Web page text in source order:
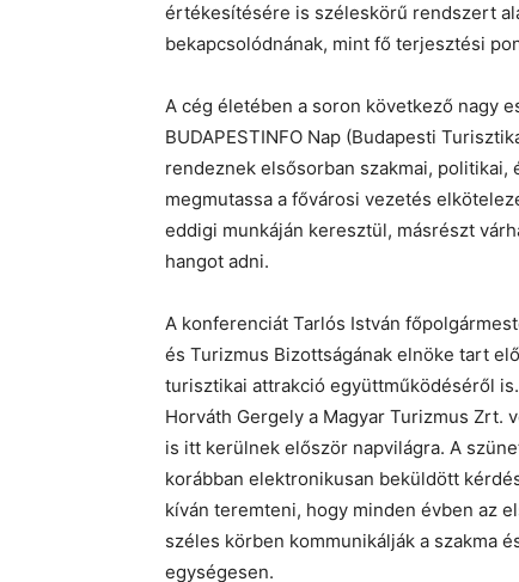
értékesítésére is széleskörű rendszert
bekapcsolódnának, mint fő terjesztési
A cég életében a soron következő nagy
BUDAPESTINFO Nap (Budapesti
rendeznek elsősorban szakmai,
megmutassa a fővárosi vezetés
eddigi munkáján keresztül, másrészt
hangot adni.
A konferenciát Tarlós István
és Turizmus Bizottságának elnöke tart
turisztikai attrakció együttműködéséről
Horváth Gergely a Magyar Turizmus Zrt.
is itt kerülnek először napvilágra. A
korábban elektronikusan beküldött
kíván teremteni, hogy minden évben az
széles körben kommunikálják a szakma
egységesen.